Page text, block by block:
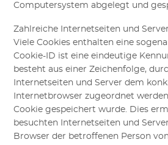
Computersystem abgelegt und
Zahlreiche Internetseiten und
Viele Cookies enthalten eine
Cookie-ID ist eine eindeutige
besteht aus einer Zeichenfolge,
Internetseiten und Server dem
Internetbrowser zugeordnet
Cookie gespeichert wurde. Dies
besuchten Internetseiten und
Browser der betroffenen Person